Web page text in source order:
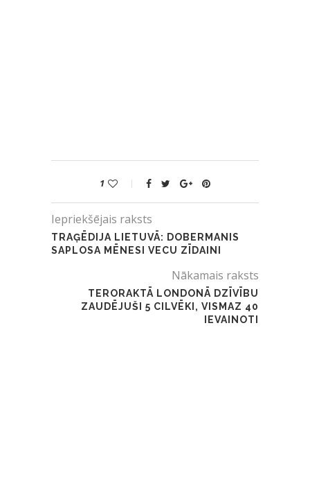
1
Iepriekšējais raksts
TRAĢĒDIJA LIETUVĀ: DOBERMANIS
SAPLOSA MĒNESI VECU ZĪDAINI
Nākamais raksts
TERORAKTĀ LONDONĀ DZĪVĪBU
ZAUDĒJUŠI 5 CILVĒKI, VISMAZ 40
IEVAINOTI